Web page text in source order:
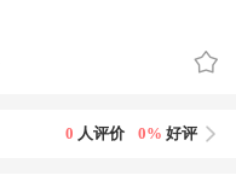
0 人评价 0% 好评